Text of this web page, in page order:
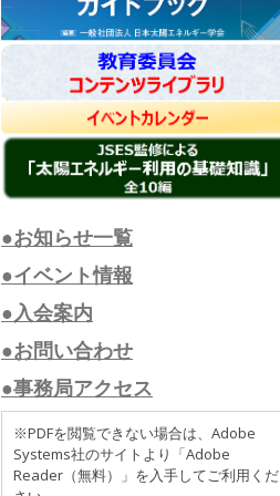
●お知らせ一覧
●イベント情報
●入会案内
●お問い合わせ
●事務局アクセス
※PDFを閲覧できない場合は、Adobe
Systems社のサイトより「Adobe
Reader（無料）」を入手してご利用くだ